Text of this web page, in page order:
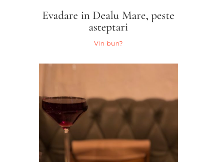
Evadare in Dealu Mare, peste
asteptari
Vin bun?